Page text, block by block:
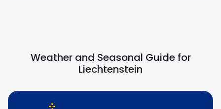
Weather and Seasonal Guide for
Liechtenstein